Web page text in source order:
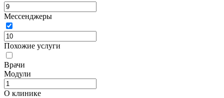
Мессенджеры
Похожие услуги
Врачи
Модули
О клинике